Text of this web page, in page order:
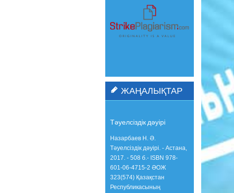
ЖАҢАЛЫҚТАР
Тәуелсіздік дәуірі
Назарбаев Н. Ә.
Тәуелсіздік дәуірі. - Астана,
2017. - 508 б.- ISBN 978-
601-06-4715-2 ӘОЖ
323(574) Қазақстан
Республикасының